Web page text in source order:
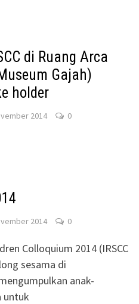
di Ruang Arca
Gajah)
holder
2014 0
2014 0
Colloquium 2014 (IRSCC
sesama di
anak-
untuk